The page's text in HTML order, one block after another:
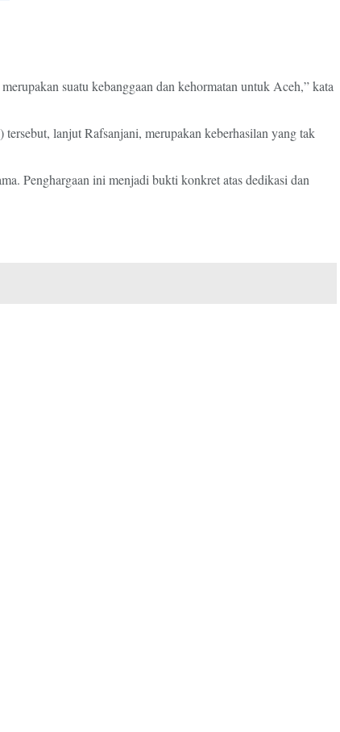
suatu kebanggaan dan kehormatan untuk Aceh,” kata
lanjut Rafsanjani, merupakan keberhasilan yang tak
Penghargaan ini menjadi bukti konkret atas dedikasi dan